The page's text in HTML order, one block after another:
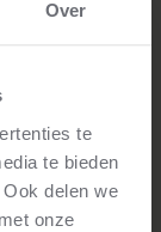
Over
te
te bieden
delen we
onze